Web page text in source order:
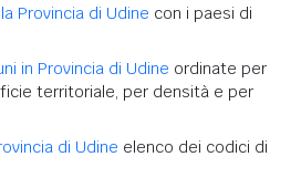
Provincia di Udine con i paesi di
in Provincia di Udine ordinate per
territoriale, per densità e per
di Udine elenco dei codici di